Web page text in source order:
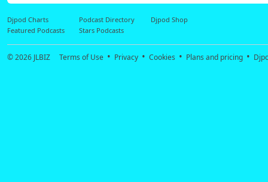
Dj Carlos poursuit
évènements et
Djpod Charts Podcast Directory
Djpod Shop
Featured Podcasts
Stars Podcasts
© 2026 JLBIZ Terms of Use Privacy Cookies Plans and pricing